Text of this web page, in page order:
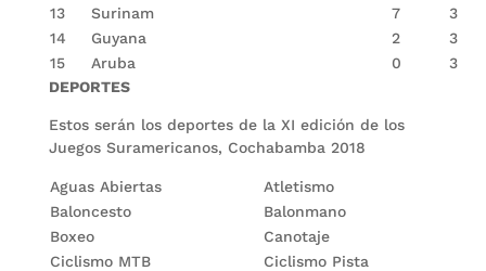
13
Surinam 7
3
14
Guyana 2
3
15
Aruba 0
3
DEPORTES
Estos serán los deportes de la XI edición de los
Juegos Suramericanos, Cochabamba 2018
Aguas Abiertas
Atletismo
Baloncesto
Balonmano
Boxeo
Canotaje
Ciclismo MTB
Ciclismo Pista